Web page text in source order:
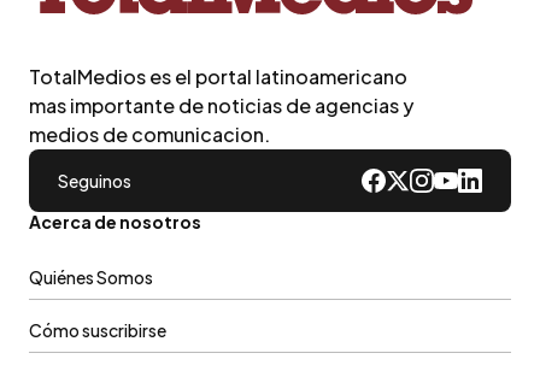
TotalMedios es el portal latinoamericano
mas importante de noticias de agencias y
medios de comunicacion.
Seguinos
Acerca de nosotros
Quiénes Somos
Cómo suscribirse